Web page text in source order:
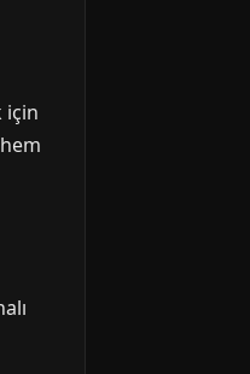
için